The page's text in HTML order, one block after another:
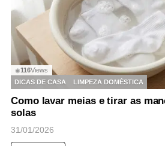
◉116Views
DICAS DE CASA
LIMPEZA DOMÉSTICA
Como lavar meias e tirar as
solas
31/01/2026